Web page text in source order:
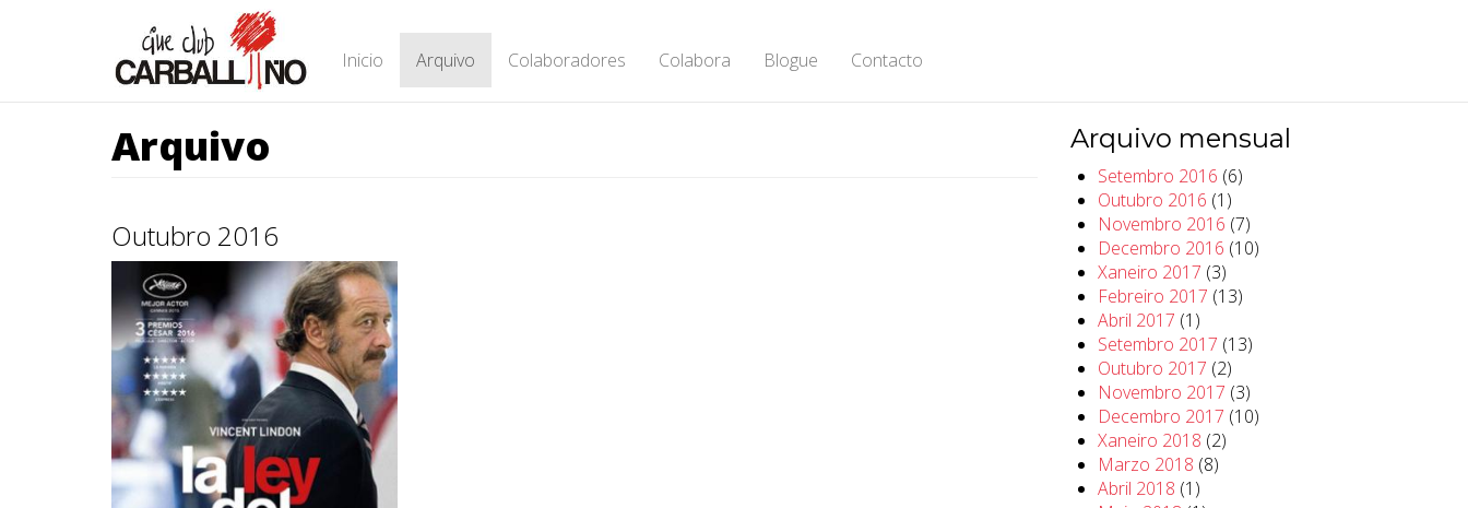
Inicio Arquivo Colaboradores Colabora Blogue Contacto
Arquivo
Outubro 2016
Arquivo mensual
Setembro 2016 (6)
Outubro 2016 (1)
Novembro 2016 (7)
Decembro 2016 (10)
Xaneiro 2017 (3)
Febreiro 2017 (13)
Abril 2017 (1)
Setembro 2017 (13)
Outubro 2017 (2)
Novembro 2017 (3)
Decembro 2017 (10)
Xaneiro 2018 (2)
Marzo 2018 (8)
Abril 2018 (1)